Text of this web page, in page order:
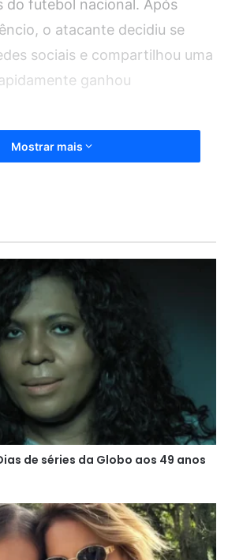
do futebol nacional. Após
o atacante decidiu se
sociais e compartilhou uma
ganhou
o jogador demonstrou
que o momento exige
Mostrar mais
de séries da Globo aos 49 anos